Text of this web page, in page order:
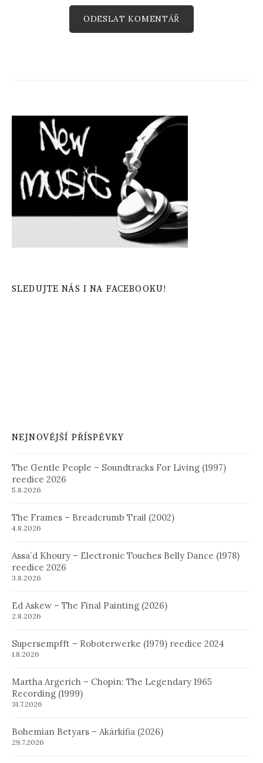
SLEDUJTE NÁS I NA FACEBOOKU!
NEJNOVĚJŠÍ PŘÍSPĚVKY
The Gentle People – Soundtracks For Living (1997)
reedice 2026
5.8.2026
The Frames – Breadcrumb Trail (2002)
4.8.2026
Assa´d Khoury – Electronic Touches Belly Dance (1978)
reedice 2026
3.8.2026
Ed Askew – The Final Painting (2026)
2.8.2026
Supersempfft – Roboterwerke (1979) reedice 2024
1.8.2026
Martha Argerich – Chopin: The Legendary 1965
Recording (1999)
31.7.2026
Bohemian Betyars – Akárkifia (2026)
29.7.2026